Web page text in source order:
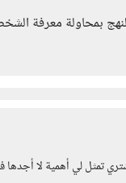
بمحاولة معرفة
تمثل لي أهمية لا